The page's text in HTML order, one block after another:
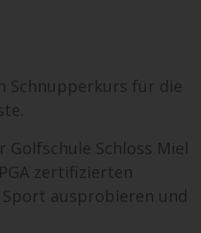
Schnupperkurs für die
Schloss Miel
zertifizierten
ausprobieren und